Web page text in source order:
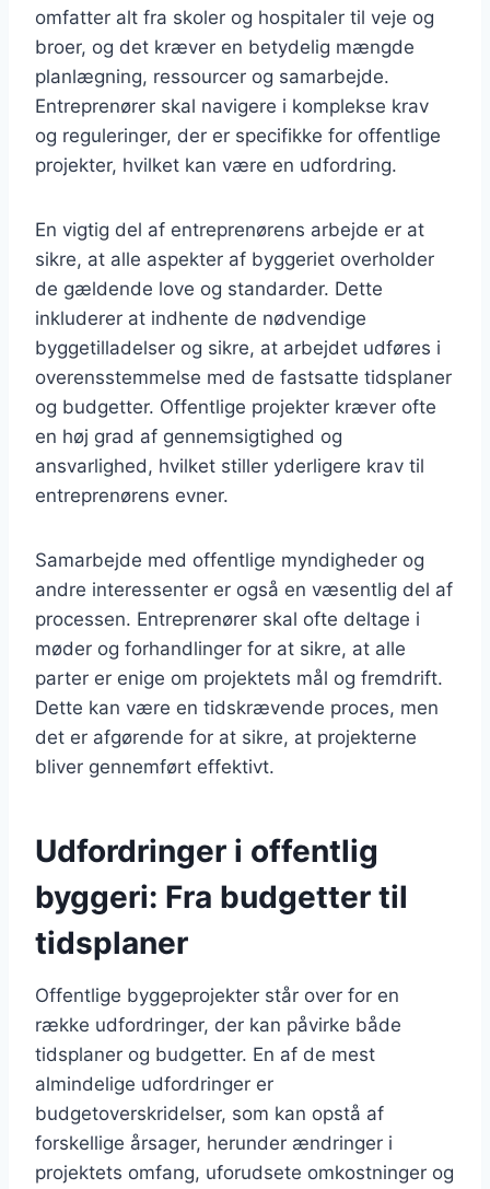
omfatter alt fra skoler og hospitaler til veje og
broer, og det kræver en betydelig mængde
planlægning, ressourcer og samarbejde.
Entreprenører skal navigere i komplekse krav
og reguleringer, der er specifikke for offentlige
projekter, hvilket kan være en udfordring.
En vigtig del af entreprenørens arbejde er at
sikre, at alle aspekter af byggeriet overholder
de gældende love og standarder. Dette
inkluderer at indhente de nødvendige
byggetilladelser og sikre, at arbejdet udføres i
overensstemmelse med de fastsatte tidsplaner
og budgetter. Offentlige projekter kræver ofte
en høj grad af gennemsigtighed og
ansvarlighed, hvilket stiller yderligere krav til
entreprenørens evner.
Samarbejde med offentlige myndigheder og
andre interessenter er også en væsentlig del af
processen. Entreprenører skal ofte deltage i
møder og forhandlinger for at sikre, at alle
parter er enige om projektets mål og fremdrift.
Dette kan være en tidskrævende proces, men
det er afgørende for at sikre, at projekterne
bliver gennemført effektivt.
Udfordringer i offentlig
byggeri: Fra budgetter til
tidsplaner
Offentlige byggeprojekter står over for en
række udfordringer, der kan påvirke både
tidsplaner og budgetter. En af de mest
almindelige udfordringer er
budgetoverskridelser, som kan opstå af
forskellige årsager, herunder ændringer i
projektets omfang, uforudsete omkostninger og